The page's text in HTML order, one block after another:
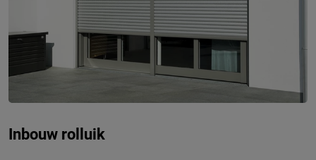
Inbouw rolluik